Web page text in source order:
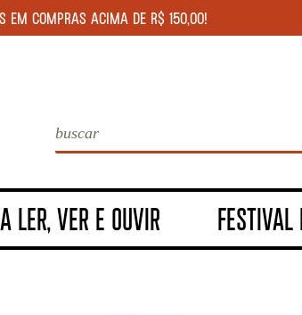
EM COMPRAS ACIMA DE R$ 150,00!
LER, VER E OUVIR FESTIVAL